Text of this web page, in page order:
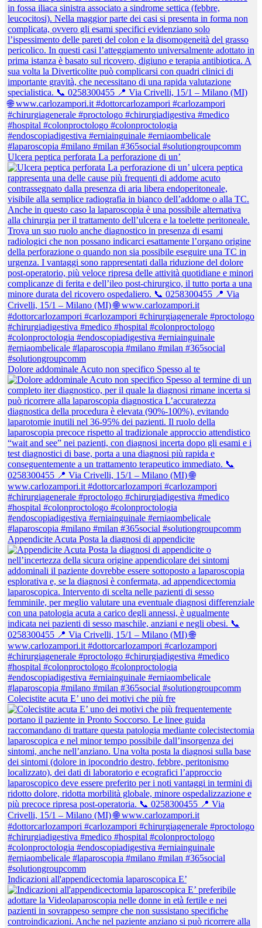
Ulcera peptica perforata La perforazione di un’
Dolore addominale Acuto non specifico Spesso al te
Appendicite Acuta Posta la diagnosi di appendicite
Colecistite acuta E’ uno dei motivi che più fre
Indicazioni all'appendicectomia laparoscopica E’